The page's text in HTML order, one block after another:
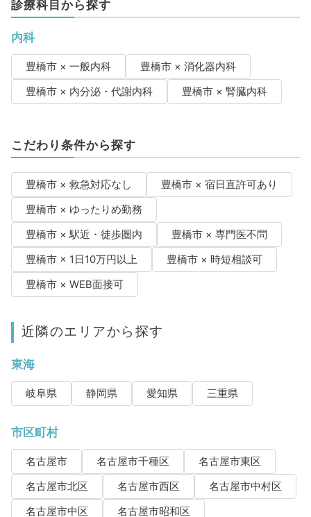
診療科目から探す
内科
豊橋市 × 一般内科
豊橋市 × 消化器内科
豊橋市 × 内分泌・代謝内科
豊橋市 × 腎臓内科
こだわり条件から探す
豊橋市 × 救急対応なし
豊橋市 × 宿日直許可あり
豊橋市 × ゆったりめ勤務
豊橋市 × 駅近・徒歩圏内
豊橋市 × 専門医不問
豊橋市 × 1日10万円以上
豊橋市 × 時短相談可
豊橋市 × WEB面接可
近隣のエリアから探す
東海
岐阜県 静岡県 愛知県 三重県
市区町村
名古屋市 名古屋市千種区
名古屋市東区
名古屋市北区
名古屋市西区
名古屋市中村区
名古屋市中区
名古屋市昭和区